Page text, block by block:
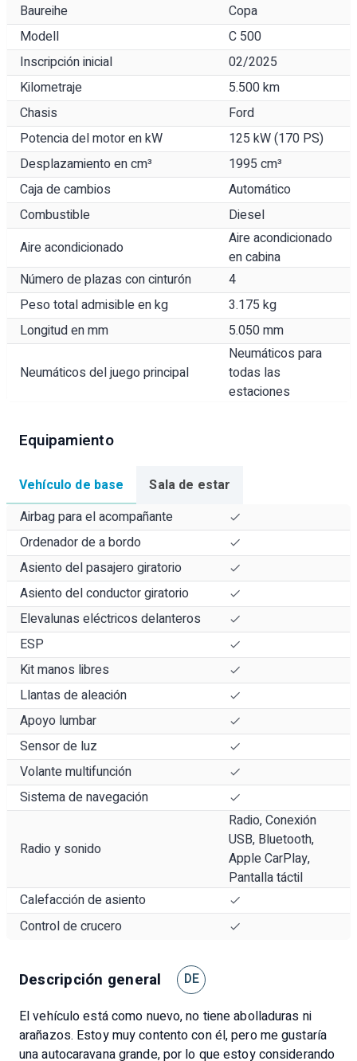
Baureihe
Copa
Modell
C 500
Inscripción inicial
02/2025
Kilometraje
5.500 km
Chasis
Ford
Potencia del motor en kW
125 kW (170 PS)
Desplazamiento en cm³
1995 cm³
Caja de cambios
Automático
Combustible
Diesel
Aire acondicionado
Aire acondicionado
en cabina
Número de plazas con cinturón
4
Peso total admisible en kg
3.175 kg
Longitud en mm
5.050 mm
Neumáticos del juego principal
Neumáticos para
todas las
estaciones
Equipamiento
Vehículo de base
Sala de estar
Airbag para el acompañante
Ordenador de a bordo
Asiento del pasajero giratorio
Asiento del conductor giratorio
Elevalunas eléctricos delanteros
ESP
Kit manos libres
Llantas de aleación
Apoyo lumbar
Sensor de luz
Volante multifunción
Sistema de navegación
Radio y sonido
Radio, Conexión
USB, Bluetooth,
Apple CarPlay,
Pantalla táctil
Calefacción de asiento
Control de crucero
Descripción general DE
El vehículo está como nuevo, no tiene abolladuras ni
arañazos. Estoy muy contento con él, pero me gustaría
una autocaravana grande, por lo que estoy considerando